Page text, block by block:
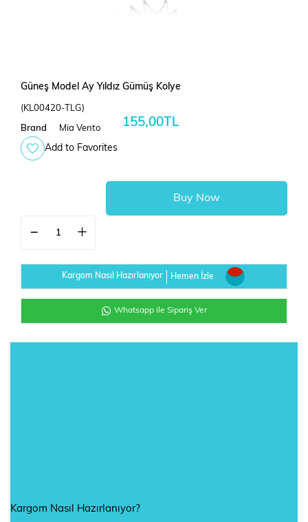
Güneş Model Ay Yıldız Gümüş Kolye
(KL00420-TLG)
Brand Mia Vento 155,00TL
Add to Favorites
Kargom Nasıl Hazırlanıyor Hemen İzle
Whatsapp ile Sipariş Ver
Kargom Nasıl Hazırlanıyor?